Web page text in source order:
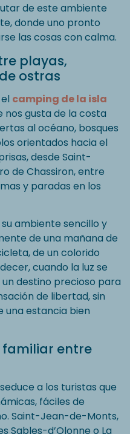
de este ambiente
donde uno pronto
las cosas con calma.
playas,
ostras
camping de la isla
nos gusta de la costa
al océano, bosques
orientados hacia el
desde Saint-
de Chassiron, entre
y paradas en los
ambiente sencillo y
de una mañana de
de un colorido
cuando la luz se
un destino precioso para
de libertad, sin
una estancia bien
familiar entre
seduce a los turistas que
fáciles de
Saint-Jean-de-Monts,
Sables-d’Olonne o La